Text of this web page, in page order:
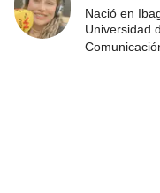
Nació en
Universidad